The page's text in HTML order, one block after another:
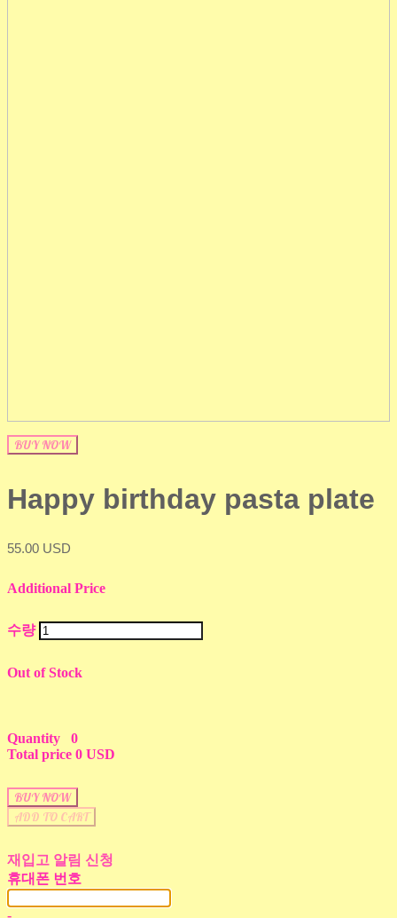
BUY NOW
Happy birthday pasta plate
55.00 USD
Additional Price
수량
Out of Stock
Quantity
0
Total price 0 USD
BUY NOW
ADD TO CART
재입고 알림 신청
휴대폰 번호